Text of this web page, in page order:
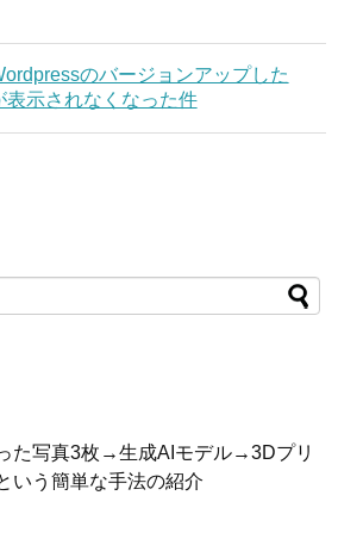
のバージョンアップした
表示されなくなった件
た写真3枚→生成AIモデル→3Dプリ
いう簡単な手法の紹介